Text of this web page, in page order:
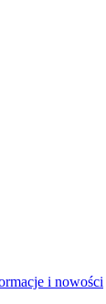
i nowości